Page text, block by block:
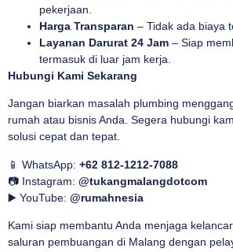
pekerjaan.
Harga Transparan – Tidak ada biaya
Layanan Darurat 24 Jam – Siap
termasuk di luar jam kerja.
Hubungi Kami Sekarang
Jangan biarkan masalah plumbing
rumah atau bisnis Anda. Segera hubungi
solusi cepat dan tepat.
📱 WhatsApp: +62 812-1212-7088
📷 Instagram: @tukangmalangdotcom
▶️ YouTube: @rumahnesia
Kami siap membantu Anda menjaga
saluran pembuangan di Malang dengan